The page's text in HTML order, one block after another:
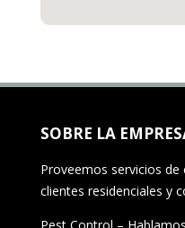
SOBRE LA
Proveemos servicios
clientes residenciales y